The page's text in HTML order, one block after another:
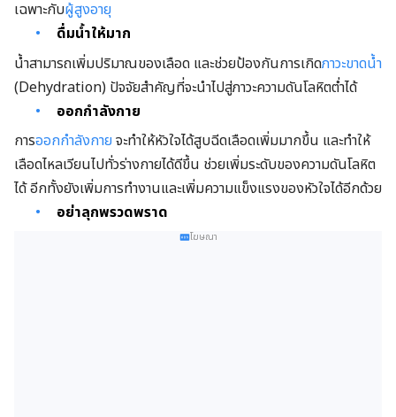
เฉพาะกับผู้สูงอายุ
ดื่มน้ำให้มาก
น้ำสามารถเพิ่มปริมาณของเลือด และช่วยป้องกันการเกิดภาวะขาดน้ำ
(Dehydration) ปัจจัยสำคัญที่จะนำไปสู่ภาวะความดันโลหิตต่ำได้
ออกกำลังกาย
การออกกำลังกาย จะทำให้หัวใจได้สูบฉีดเลือดเพิ่มมากขึ้น และทำให้
เลือดไหลเวียนไปทั่วร่างกายได้ดีขึ้น ช่วยเพิ่มระดับของความดันโลหิต
ได้ อีกทั้งยังเพิ่มการทำงานและเพิ่มความแข็งแรงของหัวใจได้อีกด้วย
อย่าลุกพรวดพราด
โฆษณา